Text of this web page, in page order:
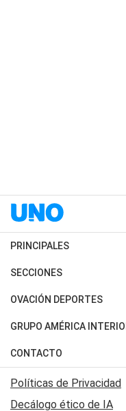
PRINCIPALES
Últimas Noticias
Política
Judiciales
Economia
SECCIONES
Horóscopo
Motores
Trucos caseros
Series y Películas
OVACIÓN DEPORTES
Fútbol
Mundial
Automovilismo
Rugby
GRUPO AMÉRICA
Canal 7 en Vivo
CONTACTO
Acerca de Nosotros
Contactanos
Políticas de Privacidad
Decálogo ético de IA